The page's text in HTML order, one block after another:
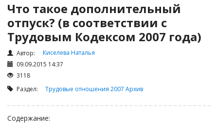
Электронный документооборот и цифровая подпись
Трудовые отношения
Техника безопасности и охрана труда
Изменения в законодательстве РК
Займы
Сбор долгов
Проверка государственных органов
Что такое дополнительный
отпуск? (в соответствии с
Трудовым Кодексом 2007 года)
Автор:
Киселева Наталья
09.09.2015 14:37
3118
Раздел: Трудовые отношения 2007 Архив
Содержание: